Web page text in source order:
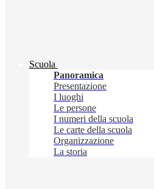
Scuola
Panoramica
Presentazione
I luoghi
Le persone
I numeri della scuola
Le carte della scuola
Organizzazione
La storia